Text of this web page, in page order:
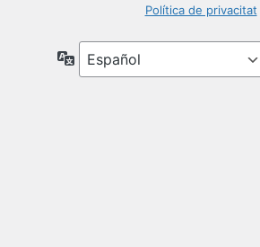
Política de privacitat
Idioma